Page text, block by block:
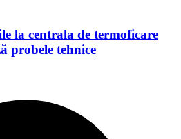
la centrala de termoficare
probele tehnice